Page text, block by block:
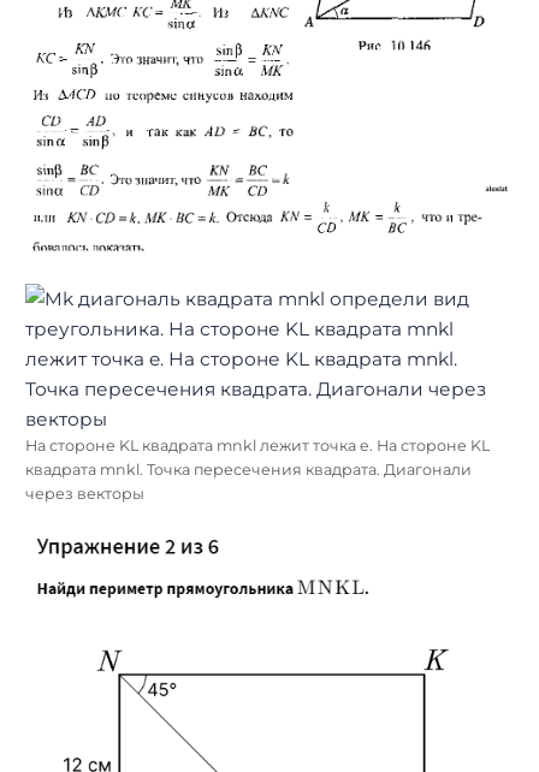
На стороне KL квадрата mnkl лежит точка e. На стороне KL
квадрата mnkl. Точка пересечения квадрата. Диагонали
через векторы